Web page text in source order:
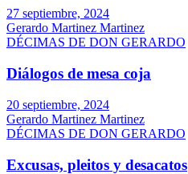
27 septiembre, 2024
Gerardo Martinez Martinez
DÉCIMAS DE DON GERARDO
Diálogos de mesa coja
20 septiembre, 2024
Gerardo Martinez Martinez
DÉCIMAS DE DON GERARDO
Excusas, pleitos y desacatos